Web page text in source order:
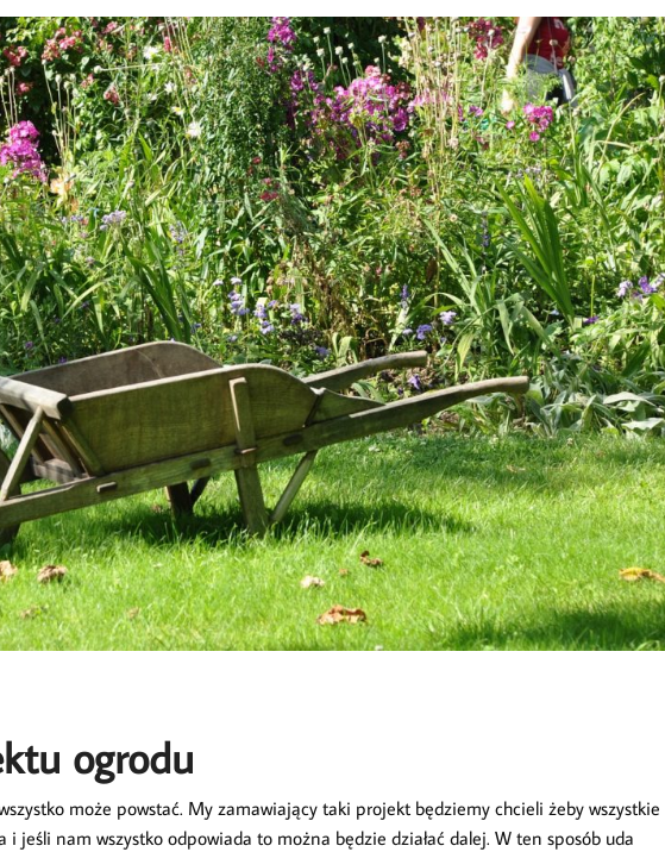
ogrodu
może powstać. My zamawiający taki projekt będziemy chcieli żeby wszystkie
jeśli nam wszystko odpowiada to można będzie działać dalej. W ten sposób uda